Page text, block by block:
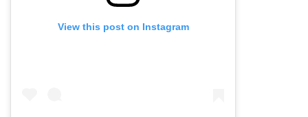
View this post on Instagram